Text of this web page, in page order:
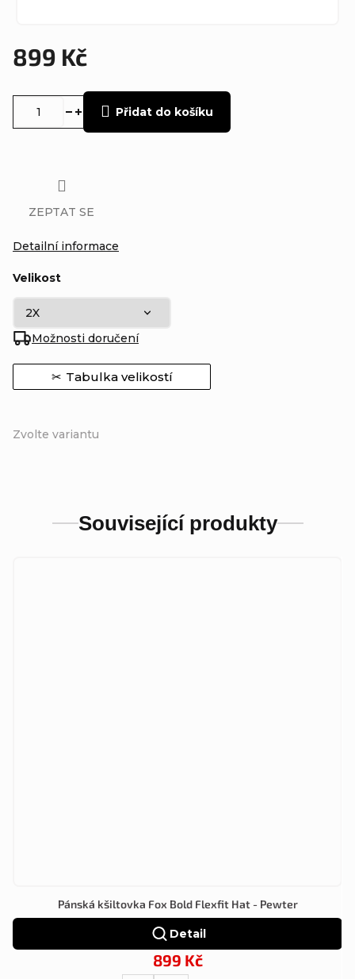
899 Kč
Zvolte variantu
Velikost
Možnosti doručení
Tabulka velikostí
Přidat do košíku
Detailní informace
ZEPTAT SE
Související produkty
Pánská kšiltovka Fox Bold Flexfit Hat - Pewter
899 Kč
Detail